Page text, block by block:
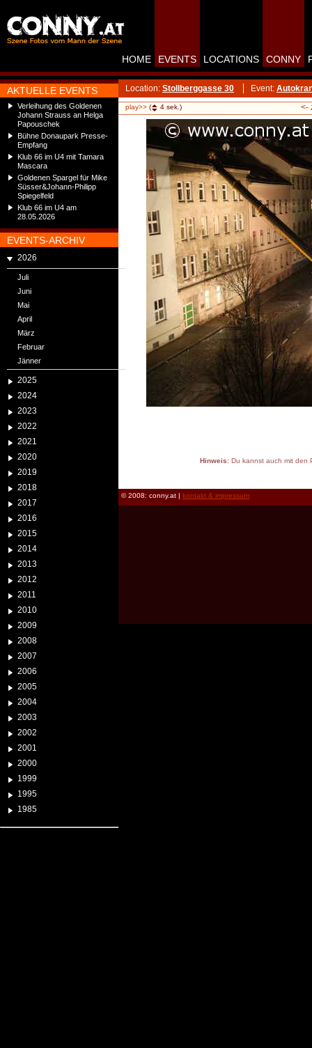
AKTUELLE EVENTS
Verleihung des Goldenen
Johann Strauss an Helga
Papouschek
Bühne Donaupark Presse-
Empfang
Klub 66 im U4 mit Tamara
Mascara
Goldenen Spargel für Mike
Süsser&Johann-Philipp
Spiegelfeld
Klub 66 im U4 am
28.05.2026
EVENTS-ARCHIV
2026
Juli
Juni
Mai
April
März
Februar
Jänner
2025
2024
2023
2022
2021
2020
2019
2018
2017
2016
2015
2014
2013
2012
2011
2010
2009
2008
2007
2006
2005
2004
2003
2002
2001
2000
1999
1995
1985
HOME EVENTS LOCATIONS CONNY
Location: Stollberggasse 30 Event:
play>> ( 4 sek.) <-
Hinweis:Du kannst auch mit den
© 2008: conny.at | kontakt & impressum